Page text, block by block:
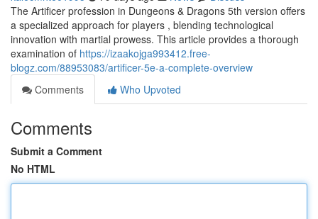
The Artificer profession in Dungeons & Dragons 5th version offers
a specialized approach for players , blending technological
innovation with martial prowess. This article provides a thorough
examination of https://izaakojga993412.free-
blogz.com/88953083/artificer-5e-a-complete-overview
Comments
Who Upvoted
Comments
Submit a Comment
No HTML